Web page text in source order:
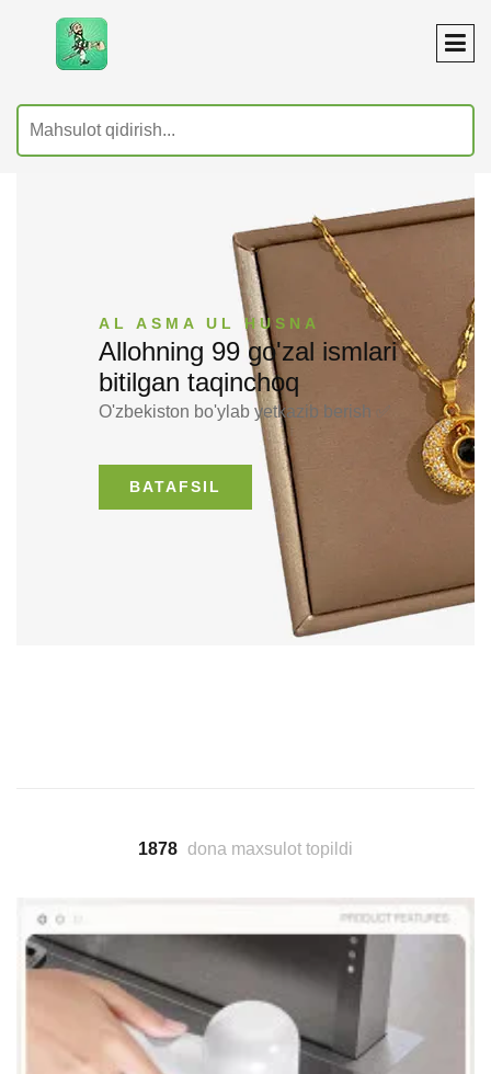
AL ASMA UL HUSNA
Allohning 99 go'zal ismlari
bitilgan taqinchoq
O'zbekiston bo'ylab yetkazib berish ✅
BATAFSIL
1878 dona maxsulot topildi